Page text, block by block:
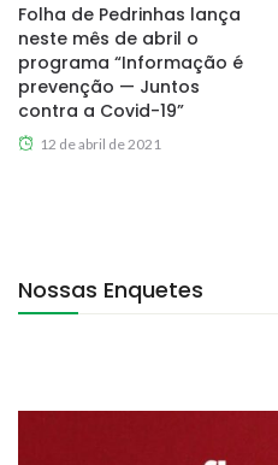
Folha de Pedrinhas lança
neste mês de abril o
programa “Informação é
prevenção — Juntos
contra a Covid-19”
12 de abril de 2021
Nossas Enquetes